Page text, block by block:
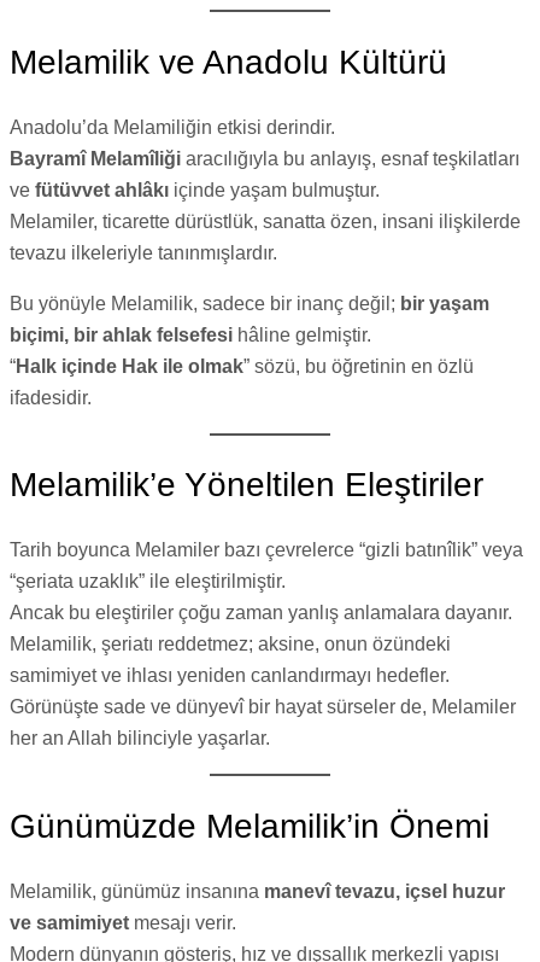
Melamilik ve Anadolu Kültürü
Anadolu’da Melamiliğin etkisi derindir.
Bayramî Melamîliği aracılığıyla bu anlayış, esnaf teşkilatları
ve fütüvvet ahlâkı içinde yaşam bulmuştur.
Melamiler, ticarette dürüstlük, sanatta özen, insani ilişkilerde
tevazu ilkeleriyle tanınmışlardır.
Bu yönüyle Melamilik, sadece bir inanç değil; bir yaşam
biçimi, bir ahlak felsefesi hâline gelmiştir.
“Halk içinde Hak ile olmak” sözü, bu öğretinin en özlü
ifadesidir.
Melamilik’e Yöneltilen Eleştiriler
Tarih boyunca Melamiler bazı çevrelerce “gizli batınîlik” veya
“şeriata uzaklık” ile eleştirilmiştir.
Ancak bu eleştiriler çoğu zaman yanlış anlamalara dayanır.
Melamilik, şeriatı reddetmez; aksine, onun özündeki
samimiyet ve ihlası yeniden canlandırmayı hedefler.
Görünüşte sade ve dünyevî bir hayat sürseler de, Melamiler
her an Allah bilinciyle yaşarlar.
Günümüzde Melamilik’in Önemi
Melamilik, günümüz insanına manevî tevazu, içsel huzur
ve samimiyet mesajı verir.
Modern dünyanın gösteriş, hız ve dışsallık merkezli yapısı